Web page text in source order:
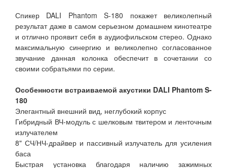
Спикер DALI Phantom S-180 покажет великолепный
результат даже в самом серьезном домашнем кинотеатре
и отлично проявит себя в аудиофильском стерео. Однако
максимальную синергию и великолепно согласованное
звучание данная колонка обеспечит в сочетании со
своими собратьями по серии.
Особенности встраиваемой акустики DALI Phantom S-
180
Элегантный внешний вид, неглубокий корпус
Гибридный ВЧ-модуль с шелковым твитером и ленточным
излучателем
8" СЧ/НЧ-драйвер и пассивный излучатель для усиления
баса
Быстрая установка благодаря наличию зажимных